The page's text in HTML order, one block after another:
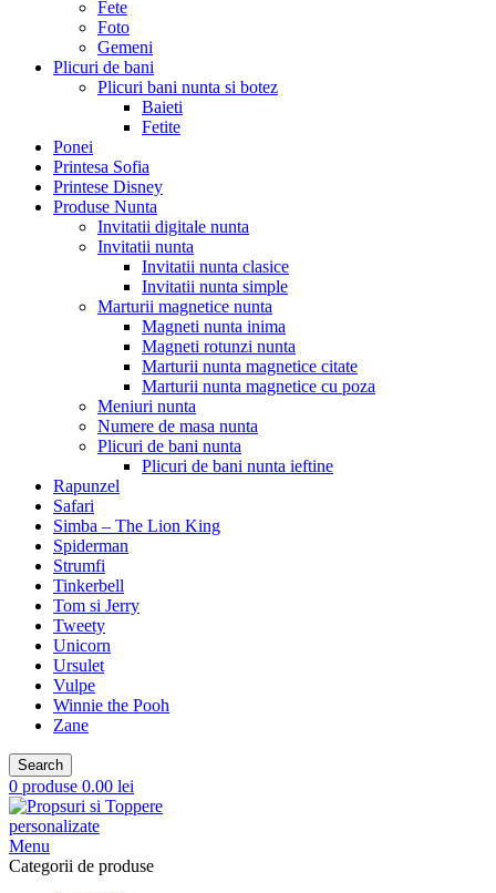
Fete
Foto
Gemeni
Plicuri de bani
Plicuri bani nunta si botez
Baieti
Fetite
Ponei
Printesa Sofia
Printese Disney
Produse Nunta
Invitatii digitale nunta
Invitatii nunta
Invitatii nunta clasice
Invitatii nunta simple
Marturii magnetice nunta
Magneti nunta inima
Magneti rotunzi nunta
Marturii nunta magnetice citate
Marturii nunta magnetice cu poza
Meniuri nunta
Numere de masa nunta
Plicuri de bani nunta
Plicuri de bani nunta ieftine
Rapunzel
Safari
Simba – The Lion King
Spiderman
Strumfi
Tinkerbell
Tom si Jerry
Tweety
Unicorn
Ursulet
Vulpe
Winnie the Pooh
Zane
Search
0 produse 0.00 lei
Menu
Categorii de produse